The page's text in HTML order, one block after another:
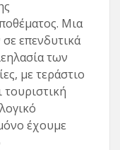
Μια
επενδυτικά
των
με τεράστιο
έχουμε